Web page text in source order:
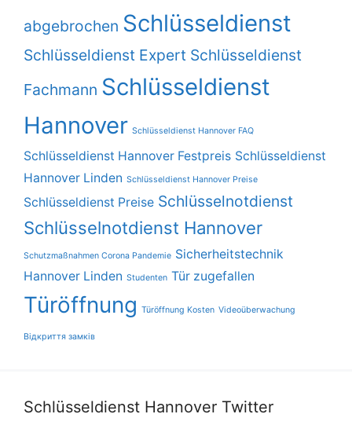
abgebrochen Schlüsseldienst
Schlüsseldienst Expert Schlüsseldienst
Fachmann Schlüsseldienst
Hannover Schlüsseldienst Hannover FAQ
Schlüsseldienst Hannover Festpreis Schlüsseldienst
Hannover Linden Schlüsseldienst Hannover Preise
Schlüsseldienst Preise Schlüsselnotdienst
Schlüsselnotdienst Hannover
Schutzmaßnahmen Corona Pandemie Sicherheitstechnik
Hannover Linden Studenten Tür zugefallen
Türöffnung Türöffnung Kosten Videoüberwachung
Відкриття замків
Schlüsseldienst Hannover Twitter